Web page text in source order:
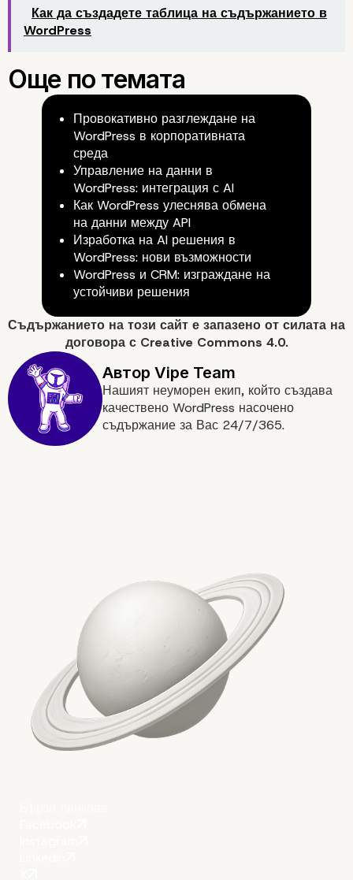
Заключение: Възможности
бъдещето
Ключови изводи
Как да създадете таблица на съдържанието в
WordPress
Провокативно разглеждане на
WordPress в корпоративната
среда
Управление на данни в
WordPress: интеграция с AI
Как WordPress улеснява обмена
на данни между API
Изработка на AI решения в
WordPress: нови възможности
WordPress и CRM: изграждане на
устойчиви решения
Съдържанието на този сайт е запазено от силата на
договора с Creative Commons 4.0.
Нашият неуморен екип, който създава
качествено WordPress насочено
съдържание за Вас 24/7/365.